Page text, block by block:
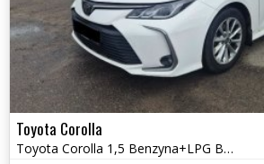
Toyota Corolla
Toyota Corolla 1,5 Benzyna+LPG Bogate Wyposażenie Zamiana